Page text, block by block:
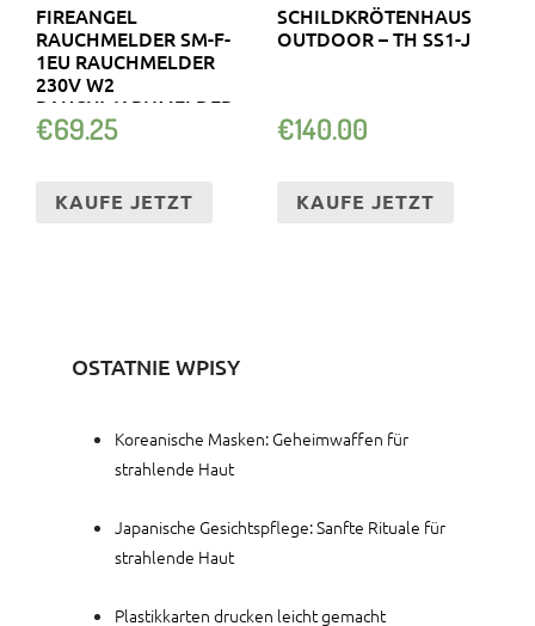
FIREANGEL
RAUCHMELDER SM-F-
1EU RAUCHMELDER
230V W2
RAUCHWARNMELDER
KABEL
€69.25
KAUFE JETZT
SCHILDKRÖTENHAUS
OUTDOOR – TH SS1-J
€140.00
KAUFE JETZT
OSTATNIE WPISY
Koreanische Masken: Geheimwaffen für
strahlende Haut
Japanische Gesichtspflege: Sanfte Rituale für
strahlende Haut
Plastikkarten drucken leicht gemacht